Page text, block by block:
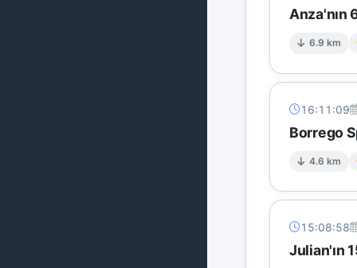
Anza'nın
6.9 km
16:11:09
Borrego
4.6 km
15:08:58
Julian'ın